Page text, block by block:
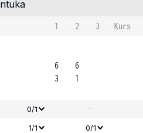
1 2 3
Kurs
6
3
6
1
0/1 -
1/1
0/1